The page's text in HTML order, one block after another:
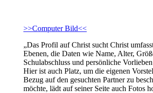
>>Computer Bild<<
„Das Profil auf Christ sucht Christ
Ebenen, die Daten wie Name, Alter,
Schulabschluss und persönliche
Hier ist auch Platz, um die eigenen
Bezug auf den gesuchten Partner zu
möchte, lädt auf seiner Seite auch Fotos